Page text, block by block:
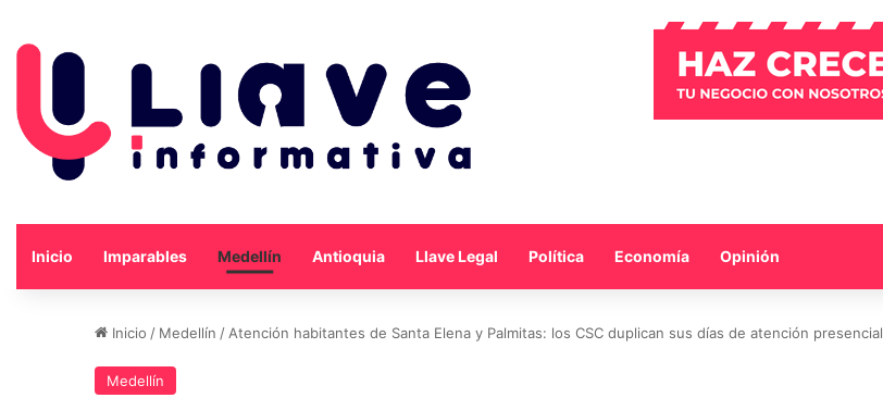
Inicio Imparables Medellín Antioquia Llave Legal Política Economía Opinión
Inicio / Medellín / Atención habitantes de Santa Elena y Palmitas: los CSC duplican sus días de atención presencial
Medellín